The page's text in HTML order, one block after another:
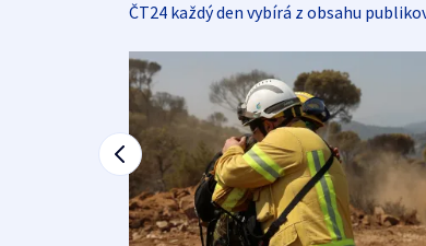
ČT24 každý den vybírá z obsahu